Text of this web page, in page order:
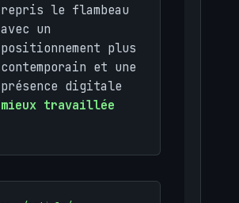
repris le flambeau
avec un
positionnement plus
contemporain et une
présence digitale
mieux travaillée